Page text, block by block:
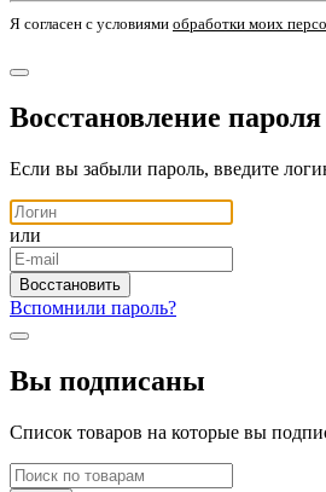
Я согласен c условиями обработки моих
Восстановление пароля
Если вы забыли пароль, введите
или
Вспомнили пароль?
Вы подписаны
Список товаров на которые вы